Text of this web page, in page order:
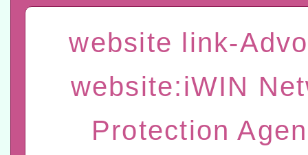
A3數位素養講師名單
「數位內容與教學軟體線
有關大陸委員會函釋公務
研究院辦理「115年表揚
115年8月22日(星期六)辦
website link-
website:iWIN
Protection